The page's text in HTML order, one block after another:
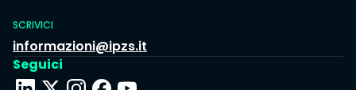
SCRIVICI
informazioni@ipzs.it
Seguici